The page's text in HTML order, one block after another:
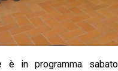
è in programma